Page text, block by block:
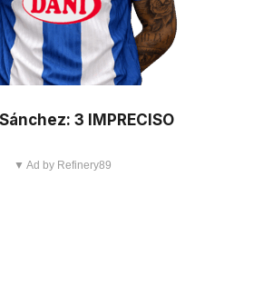
3 IMPRECISO
▼ Ad by Refinery89